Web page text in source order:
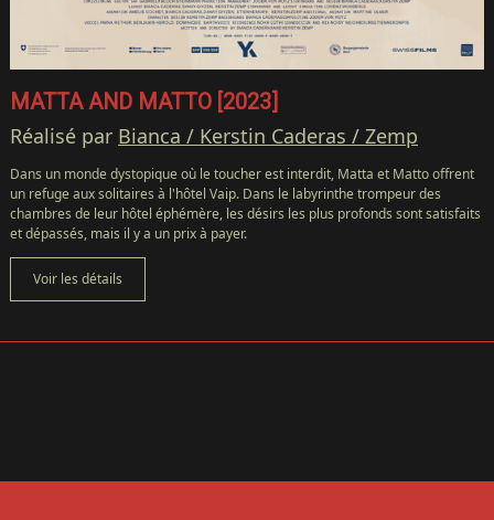
MATTA AND MATTO [2023]
Réalisé par Bianca / Kerstin Caderas / Zemp
Dans un monde dystopique où le toucher est interdit, Matta et Matto offrent
un refuge aux solitaires à l'hôtel Vaip. Dans le labyrinthe trompeur des
chambres de leur hôtel éphémère, les désirs les plus profonds sont satisfaits
et dépassés, mais il y a un prix à payer.
Voir les détails